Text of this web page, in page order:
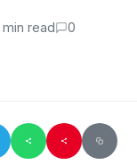
min read 0